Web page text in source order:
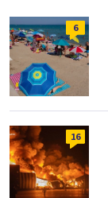
6
16